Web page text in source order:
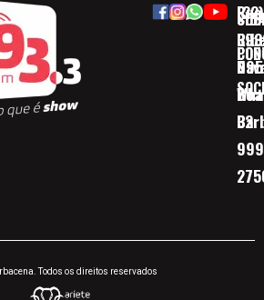
(32)
32
Todos os direitos reservados